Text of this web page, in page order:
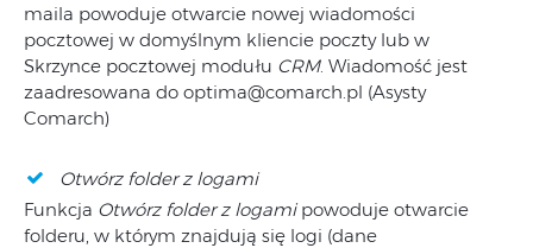
maila powoduje otwarcie nowej wiadomości
pocztowej w domyślnym kliencie poczty lub w
Skrzynce pocztowej modułu CRM. Wiadomość jest
zaadresowana do optima@comarch.pl (Asysty
Comarch)
Otwórz folder z logami
Funkcja Otwórz folder z logamipowoduje otwarcie
folderu, w którym znajdują się logi (dane